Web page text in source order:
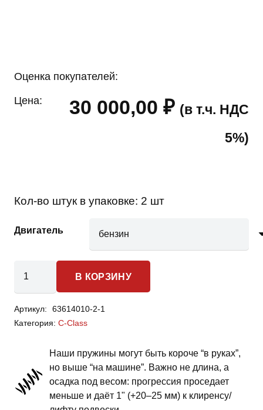
Оценка покупателей:
Цена: 30 000,00 ₽ (в т.ч. НДС
5%)
Кол-во штук в упаковке: 2 шт
Двигатель
товара
Benz
G-
пружины
В КОРЗИНУ
Артикул:
63614010-2-1
Категория: C-Class
Наши пружины могут быть короче “в руках”,
но выше “на машине”. Важно не длина, а
осадка под весом: прогрессия проседает
меньше и даёт 1" (+20–25 мм) к клиренсу/